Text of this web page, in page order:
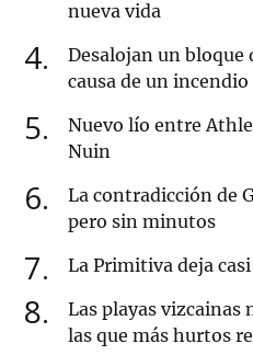
nueva vida
4
Desalojan un bloque
causa de un incendio
5
Nuevo lío entre
Nuin
6
La contradicción de
pero sin minutos
7 La Primitiva deja
8
Las playas vizcainas
las que más hurtos